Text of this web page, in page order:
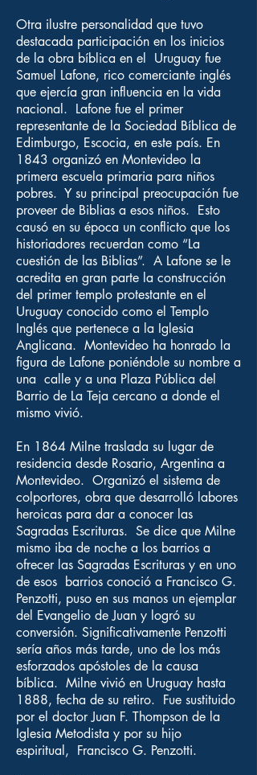
Otra ilustre personalidad que tuvo
destacada participación en los inicios
de la obra bíblica en el Uruguay fue
Samuel Lafone, rico comerciante inglés
que ejercía gran influencia en la vida
nacional. Lafone fue el primer
representante de la Sociedad Bíblica de
Edimburgo, Escocia, en este país. En
1843 organizó en Montevideo la
primera escuela primaria para niños
pobres. Y su principal preocupación fue
proveer de Biblias a esos niños. Esto
causó en su época un conflicto que los
historiadores recuerdan como “La
cuestión de las Biblias”. A Lafone se le
acredita en gran parte la construcción
del primer templo protestante en el
Uruguay conocido como el Templo
Inglés que pertenece a la Iglesia
Anglicana. Montevideo ha honrado la
figura de Lafone poniéndole su nombre a
una calle y a una Plaza Pública del
Barrio de La Teja cercano a donde el
mismo vivió.
En 1864 Milne traslada su lugar de
residencia desde Rosario, Argentina a
Montevideo. Organizó el sistema de
colportores, obra que desarrolló labores
heroicas para dar a conocer las
Sagradas Escrituras. Se dice que Milne
mismo iba de noche a los barrios a
ofrecer las Sagradas Escrituras y en uno
de esos barrios conoció a Francisco G.
Penzotti, puso en sus manos un ejemplar
del Evangelio de Juan y logró su
conversión. Significativamente Penzotti
sería años más tarde, uno de los más
esforzados apóstoles de la causa
bíblica. Milne vivió en Uruguay hasta
1888, fecha de su retiro. Fue sustituido
por el doctor Juan F. Thompson de la
Iglesia Metodista y por su hijo
espiritual, Francisco G. Penzotti.